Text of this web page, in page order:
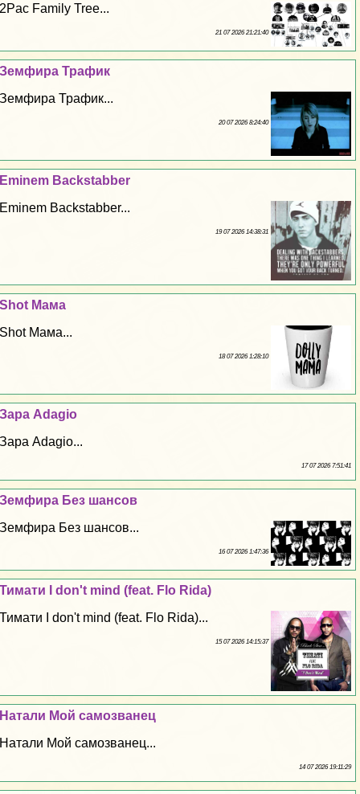
2Pac Family Tree...
21 07 2026 21:21:40
Земфира Трафик
Земфира Трафик...
20 07 2026 8:24:40
Eminem Backstabber
Eminem Backstabber...
19 07 2026 14:38:31
Shot Мама
Shot Мама...
18 07 2026 1:28:10
Зара Adagio
Зара Adagio...
17 07 2026 7:51:41
Земфира Без шансов
Земфира Без шансов...
16 07 2026 1:47:36
Тимати I don't mind (feat. Flo Rida)
Тимати I don't mind (feat. Flo Rida)...
15 07 2026 14:15:37
Натали Мой самозванец
Натали Мой самозванец...
14 07 2026 19:11:29